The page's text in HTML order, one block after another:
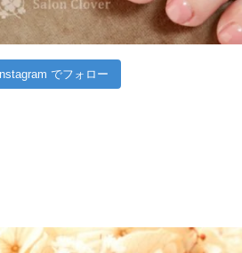
Instagram でフォロー